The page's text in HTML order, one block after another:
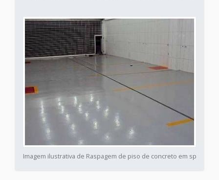
Imagem ilustrativa de Raspagem de piso de concreto em sp